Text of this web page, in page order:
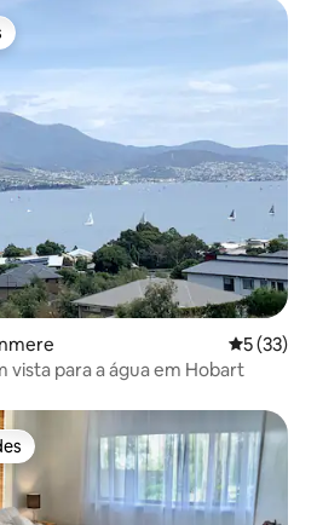
5 de uma
5 (33)
vista para a água em Hobart
dos hóspedes